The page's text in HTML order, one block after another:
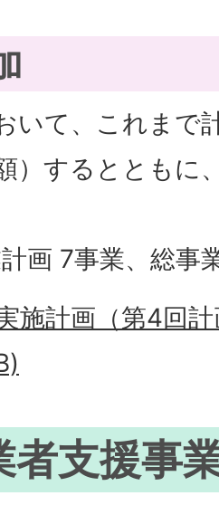
いて、これまで
）するとともに
画 7事業、総事
施計画（第4回
者支援事